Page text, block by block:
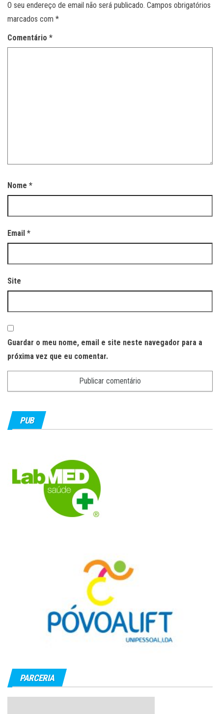
O seu endereço de email não será publicado. Campos obrigatórios
marcados com *
Comentário *
Nome *
Email *
Site
Guardar o meu nome, email e site neste navegador para a
próxima vez que eu comentar.
PUB
PARCERIA